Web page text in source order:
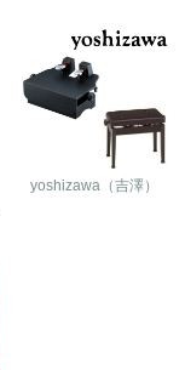
yoshizawa（吉澤）